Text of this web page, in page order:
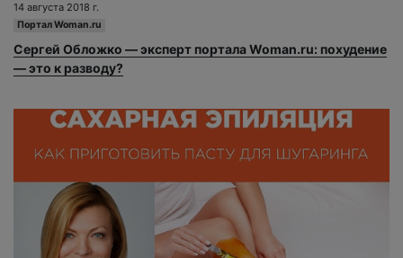
14 августа 2018 г.
Портал Woman.ru
Сергей Обложко — эксперт портала Woman.ru: похудение
— это к разводу?